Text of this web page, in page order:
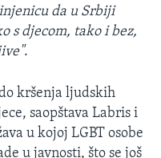
da u Srbiji
s djecom, tako i bez,
.
kršenja ljudskih
saopštava Labris i
u kojoj LGBT osobe
u javnosti, što se još